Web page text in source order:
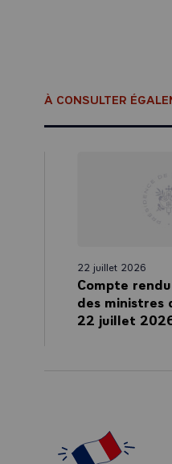
À CONSULTER
22 juillet 2026
Compte
des ministres
22 juillet